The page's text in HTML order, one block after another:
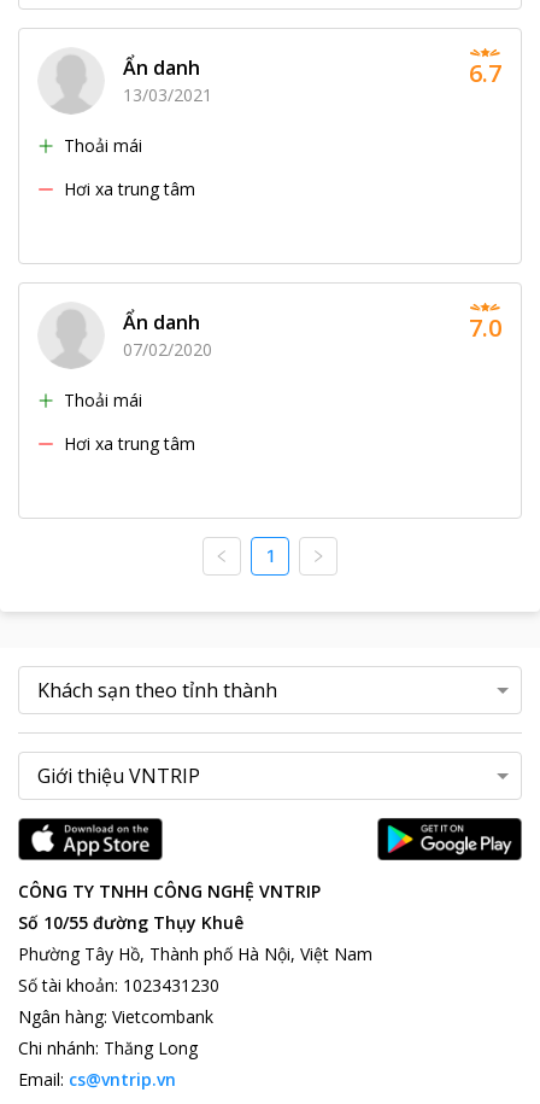
Ẩn danh
13/03/2021
Thoải mái
Hơi xa trung tâm
6.7
Ẩn danh
07/02/2020
Thoải mái
Hơi xa trung tâm
7.0
1
CÔNG TY TNHH CÔNG NGHỆ VNTRIP
Số 10/55 đường Thụy Khuê
Phường Tây Hồ, Thành phố Hà Nội, Việt Nam
Số tài khoản: 1023431230
Ngân hàng: Vietcombank
Chi nhánh: Thăng Long
Email: cs@vntrip.vn